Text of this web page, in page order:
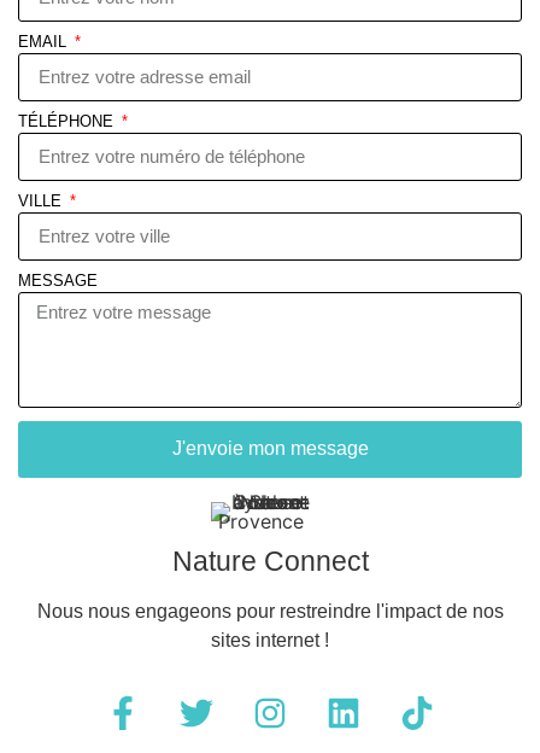
EMAIL
TÉLÉPHONE
VILLE
MESSAGE
J'envoie mon message
Nature Connect
Nous nous engageons pour restreindre l'impact de nos
sites internet !